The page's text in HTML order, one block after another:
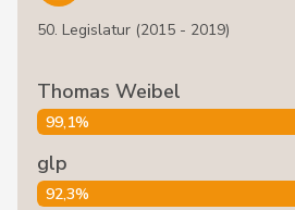
50. Legislatur (2015 - 2019)
Thomas Weibel
99,1%
glp
92,3%